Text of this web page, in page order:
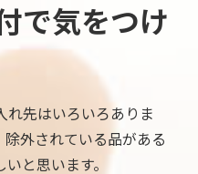
で気をつけ
れ先はいろいろありま
外されている品がある
と思います。